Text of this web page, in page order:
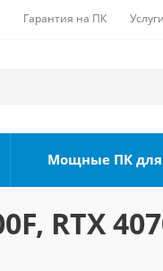
Гарантия на ПК Услуги
Мощные ПК для
RTX